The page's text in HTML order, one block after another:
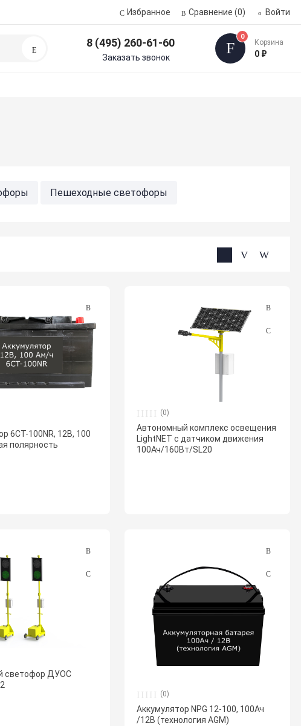
Избранное Сравнение (0) Войти
Поиск 8 (495) 260-61-60
Заказать звонок
0
Корзина
0 ₽
Пешеходные светофоры
6СТ-100NR, 12В, 100
полярность
(0)
Автономный комплекс освещения
LightNET с датчиком движения
100Ач/160Вт/SL20
светофор ДУОС
(0)
Аккумулятор NPG 12-100, 100Ач
/12В (технология AGM)